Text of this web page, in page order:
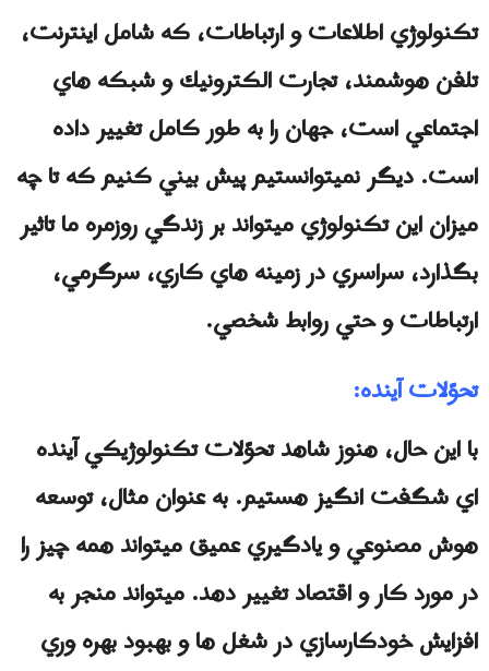
تكنولوژي اطلاعات و ارتباطات، كه شامل اينترنت،
تلفن هوشمند، تجارت الكترونيك و شبكه هاي
اجتماعي است، جهان را به طور كامل تغيير داده
است. ديگر نميتوانستيم پيش بيني كنيم كه تا چه
ميزان اين تكنولوژي ميتواند بر زندگي روزمره ما تاثير
بگذارد، سراسري در زمينه هاي كاري، سرگرمي،
ارتباطات و حتي روابط شخصي.
تحوّلات آينده:
با اين حال، هنوز شاهد تحوّلات تكنولوژيكي آينده
اي شگفت انگيز هستيم. به عنوان مثال، توسعه
هوش مصنوعي و يادگيري عميق ميتواند همه چيز را
در مورد كار و اقتصاد تغيير دهد. ميتواند منجر به
افزايش خودكارسازي در شغل ها و بهبود بهره وري